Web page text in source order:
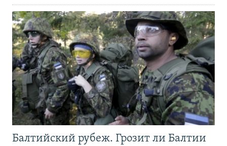
Балтийский рубеж. Грозит ли Балтии